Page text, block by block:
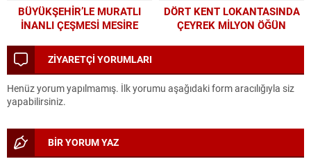
BÜYÜKŞEHİR’LE MURATLI
İNANLI ÇEŞMESİ MESİRE
DÖNÜŞÜM
DÖRT KENT LOKANTASINDA
ÇEYREK MİLYON ÖĞÜN
ZİYARETÇİ YORUMLARI
Henüz yorum yapılmamış. İlk yorumu aşağıdaki form aracılığıyla siz
yapabilirsiniz.
BİR YORUM YAZ